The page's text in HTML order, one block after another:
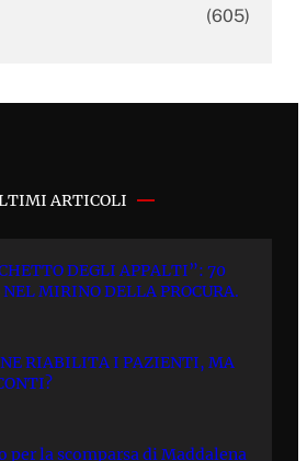
(605)
ARTICOLI
DEGLI APPALTI”: 70
MIRINO DELLA PROCURA.
RIABILITA I PAZIENTI, MA
la scomparsa di Maddalena